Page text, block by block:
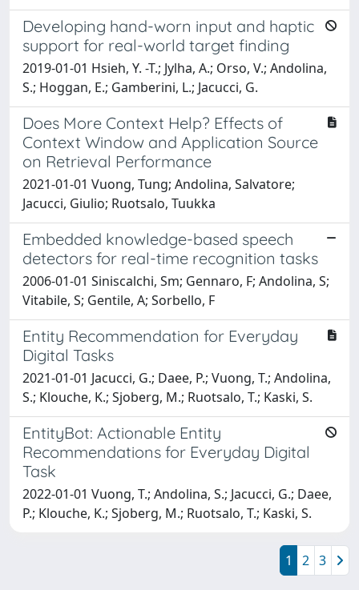
Developing hand-worn input and haptic
support for real-world target finding
2019-01-01 Hsieh, Y. -T.; Jylha, A.; Orso, V.; Andolina,
S.; Hoggan, E.; Gamberini, L.; Jacucci, G.
Does More Context Help? Effects of
Context Window and Application Source
on Retrieval Performance
2021-01-01 Vuong, Tung; Andolina, Salvatore;
Jacucci, Giulio; Ruotsalo, Tuukka
Embedded knowledge-based speech
detectors for real-time recognition tasks
2006-01-01 Siniscalchi, Sm; Gennaro, F; Andolina, S;
Vitabile, S; Gentile, A; Sorbello, F
Entity Recommendation for Everyday
Digital Tasks
2021-01-01 Jacucci, G.; Daee, P.; Vuong, T.; Andolina,
S.; Klouche, K.; Sjoberg, M.; Ruotsalo, T.; Kaski, S.
EntityBot: Actionable Entity
Recommendations for Everyday Digital
Task
2022-01-01 Vuong, T.; Andolina, S.; Jacucci, G.; Daee,
P.; Klouche, K.; Sjoberg, M.; Ruotsalo, T.; Kaski, S.
1 2 3